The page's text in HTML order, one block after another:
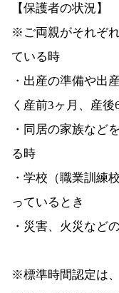
【保護者の状況】
※ご両親がそれぞ
ている時
・出産の準備や出
く産前3ヶ月、産後
・同居の家族など
る時
・学校（職業訓練
っているとき
・災害、火災など
※標準時間認定は